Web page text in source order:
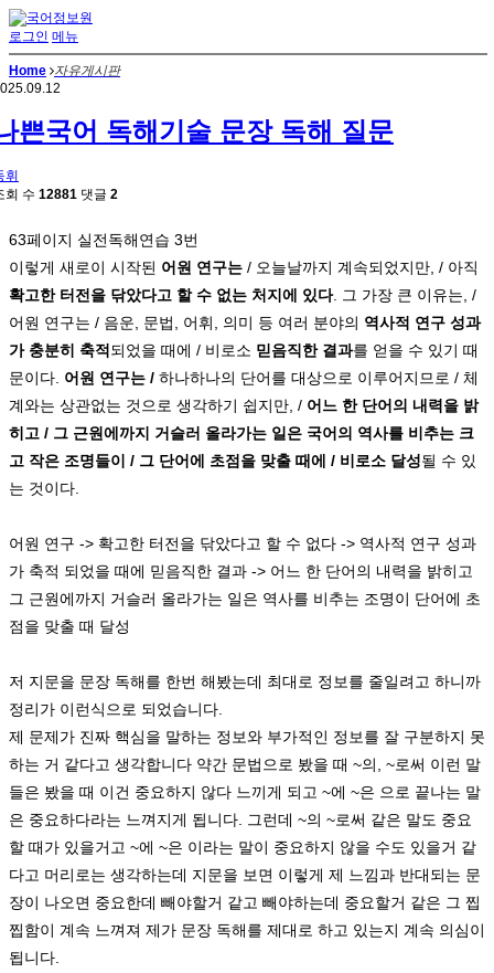
로그인 메뉴
Home 자유게시판
쁜국어 독해기술 문장 독해 질문
휘
회 수 12881 댓글 2
63페이지 실전독해연습 3번
이렇게 새로이 시작된 어원 연구는 / 오늘날까지 계속되었지만, / 아직
확고한 터전을 닦았다고 할 수 없는 처지에 있다. 그 가장 큰 이유는, /
어원 연구는 / 음운, 문법, 어휘, 의미 등 여러 분야의 역사적 연구 성과
가 충분히 축적 되었을 때에 / 비로소 믿음직한 결과를 얻을 수 있기 때
문이다. 어원 연구는 / 하나하나의 단어를 대상으로 이루어지므로 / 체
계와는 상관없는 것으로 생각하기 쉽지만, / 어느 한 단어의 내력을 밝
히고 / 그 근원에까지 거슬러 올라가는 일은 국어의 역사를 비추는 크
고 작은 조명들이 / 그 단어에 초점을 맞출 때에 / 비로소 달성될 수 있
는 것이다.
어원 연구 -> 확고한 터전을 닦았다고 할 수 없다 -> 역사적 연구 성과
가 축적 되었을 때에 믿음직한 결과 -> 어느 한 단어의 내력을 밝히고
그 근원에까지 거슬러 올라가는 일은 역사를 비추는 조명이 단어에 초
점을 맞출 때 달성
저 지문을 문장 독해를 한번 해봤는데 최대로 정보를 줄일려고 하니까
정리가 이런식으로 되었습니다.
제 문제가 진짜 핵심을 말하는 정보와 부가적인 정보를 잘 구분하지 못
하는 거 같다고 생각합니다 약간 문법으로 봤을 때 ~의, ~로써 이런 말
들은 봤을 때 이건 중요하지 않다 느끼게 되고 ~에 ~은 으로 끝나는 말
은 중요하다라는 느껴지게 됩니다. 그런데 ~의 ~로써 같은 말도 중요
할 때가 있을거고 ~에 ~은 이라는 말이 중요하지 않을 수도 있을거 같
다고 머리로는 생각하는데 지문을 보면 이렇게 제 느낌과 반대되는 문
장이 나오면 중요한데 빼야할거 같고 빼야하는데 중요할거 같은 그 찝
찝함이 계속 느껴져 제가 문장 독해를 제대로 하고 있는지 계속 의심이
됩니다.